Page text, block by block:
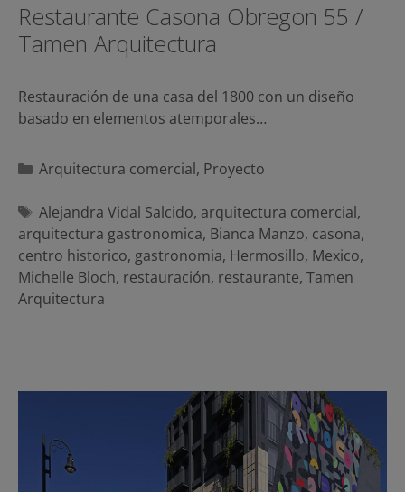
Restaurante Casona Obregon 55 /
Tamen Arquitectura
Restauración de una casa del 1800 con un diseño
basado en elementos atemporales…
Categorías
Arquitectura comercial, Proyecto
Etiquetas
Alejandra Vidal Salcido, arquitectura comercial,
arquitectura gastronomica, Bianca Manzo, casona,
centro historico, gastronomia, Hermosillo, Mexico,
Michelle Bloch, restauración, restaurante, Tamen
Arquitectura